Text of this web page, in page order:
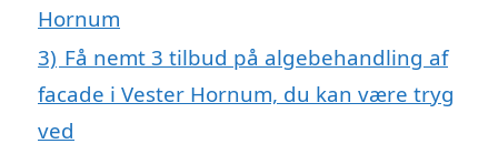
Hornum
3) Få nemt 3 tilbud på algebehandling af
facade i Vester Hornum, du kan være tryg
ved